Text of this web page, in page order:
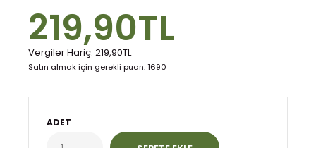
219,90TL
Vergiler Hariç: 219,90TL
Satın almak için gerekli puan: 1690
ADET